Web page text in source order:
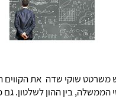
שוקי שדה את הקווים
הממשלה, בין ההון לשלטון.